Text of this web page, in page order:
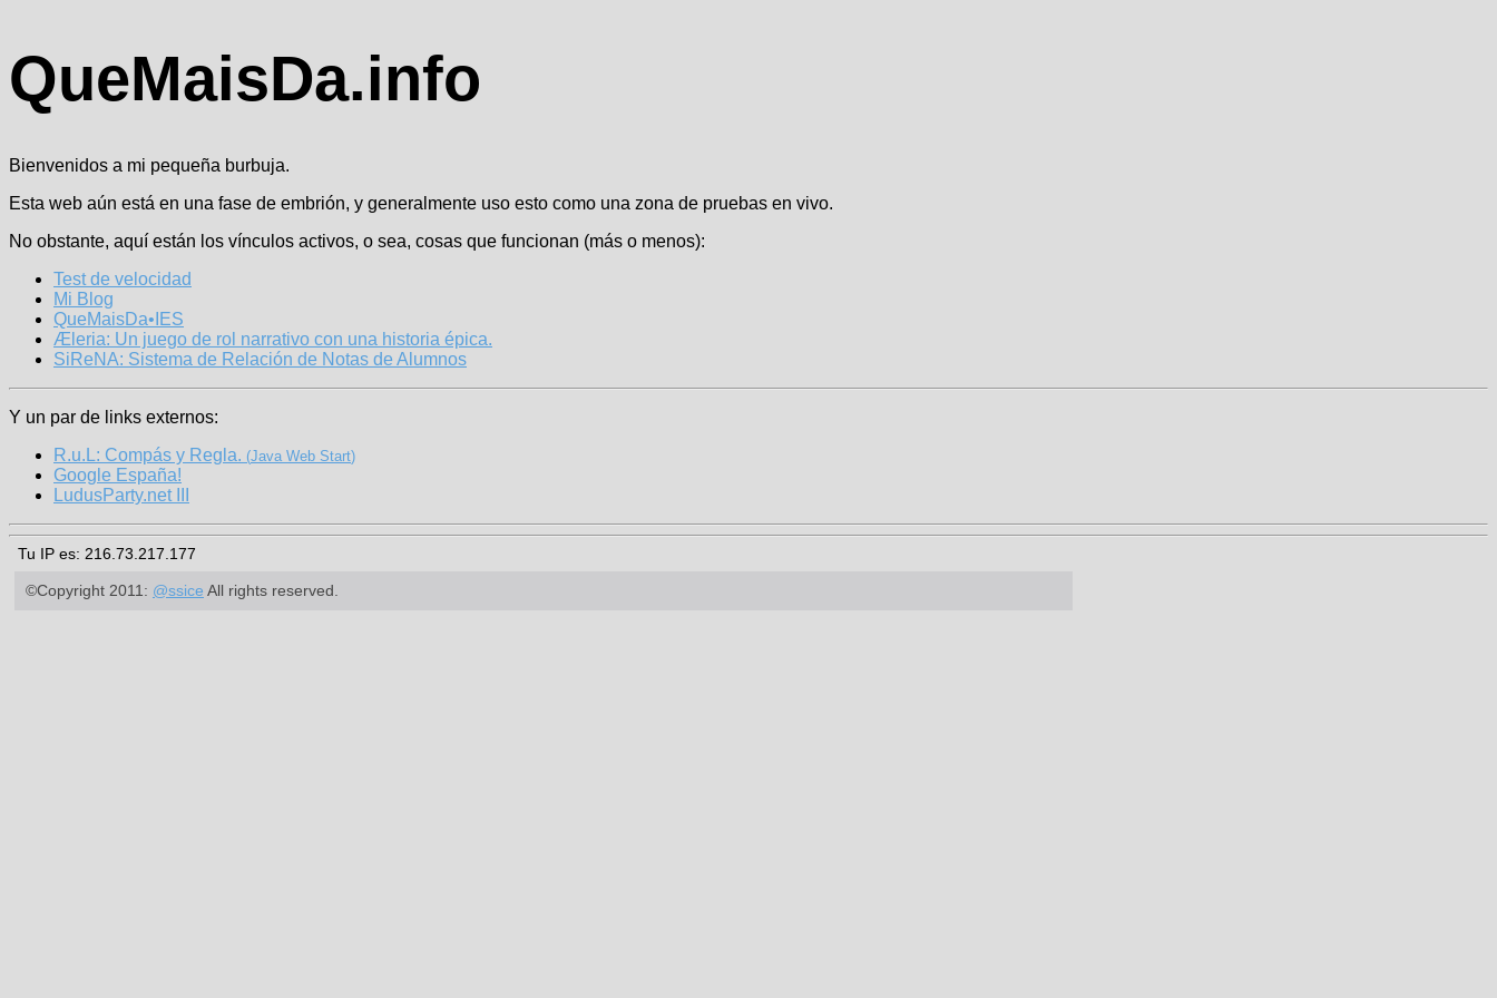
QueMaisDa.info
Bienvenidos a mi pequeña burbuja.
Esta web aún está en una fase de embrión, y generalmente uso esto como una zona de pruebas en vivo.
No obstante, aquí están los vínculos activos, o sea, cosas que funcionan (más o menos):
Test de velocidad
Mi Blog
QueMaisDa•IES
Æleria: Un juego de rol narrativo con una historia épica.
SiReNA: Sistema de Relación de Notas de Alumnos
Y un par de links externos:
R.u.L: Compás y Regla. Java Web Start
Google España!
LudusParty.net III
Tu IP es: 216.73.217.177
©Copyright 2011: @ssice All rights reserved.